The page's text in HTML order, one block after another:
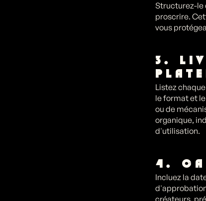
Structurez-le
proscrire.
vous
3.
Listez
le format et
ou de
organique,
d'utilisation.
4.
Incluez la